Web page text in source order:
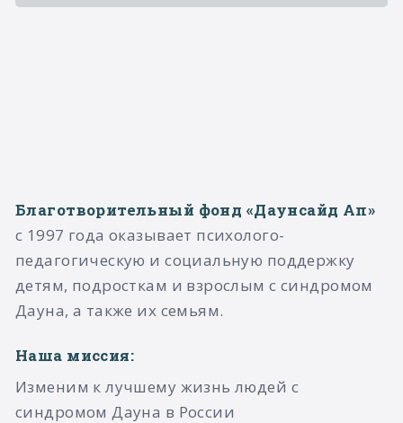
Благотворительный фонд «Даунсайд Ап»
с 1997 года оказывает психолого-
педагогическую и социальную поддержку
детям, подросткам и взрослым с синдромом
Дауна, а также их семьям.​
Наша миссия:
Изменим к лучшему жизнь людей с
синдромом Дауна в России